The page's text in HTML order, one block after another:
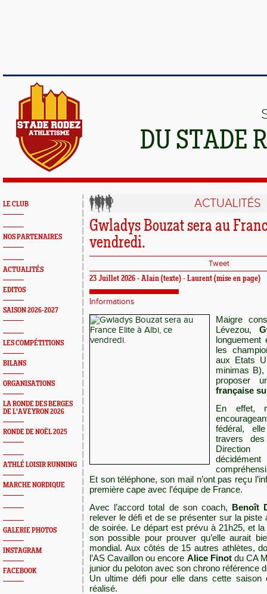
DU STADE
LE CLUB
NOS PARTENAIRES
ACTUALITÉS
EDITOS
SAISON 2026-2027
LES COMPÉTITIONS
BILANS
ORGANISATIONS
LA RONDE DES BERGES
DE L'AVEYRON 2026
RONDE DE NOËL 2025
ATHLÉ LOISIR RUNNING
MARCHE NORDIQUE
GALERIE PHOTOS
INSTAGRAM
FACEBOOK
ACTUALITÉS
Gwladys Bouzat sera au
vendredi.
Tweet
23 Juillet 2026 - Alain (texte) - Laurent (mise en page)
Informations
Maigre
Lévezou,
longuement
les
aux Etats
minimas
proposer
française
En effet,
fédéral,
travers
Direction
Et son téléphone, son mail n’ont pas reçu
première cape avec l’équipe de France.
Avec l’accord total de son coach, Benoît
relever le défi et de se présenter sur la piste
de soirée. Le départ est prévu à 21h25, et
son possible pour prouver qu’elle aurait
mondial. Aux côtés de 15 autres athlètes,
l’AS Cavaillon ou encore Alice Finotdu CA
junior du peloton avec son chrono référence de
Un ultime défi pour elle dans cette saison
réalisé.